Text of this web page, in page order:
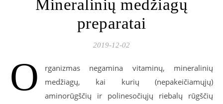
Mineralinių medžiagų
preparatai
2019-12-02
O
rganizmas negamina vitaminų, mineralinių
medžiagų, kai kurių (nepakeičiamųjų)
aminorūgščių ir polinesočiųjų riebalų rūgščių